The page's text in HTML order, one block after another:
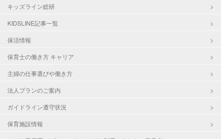
キッズライン総研
KIDSLINE記事一覧
保活情報
保育士の働き方 キャリア
主婦の仕事選びや働き方
法人プランのご案内
ガイドライン遵守状況
保育施設情報